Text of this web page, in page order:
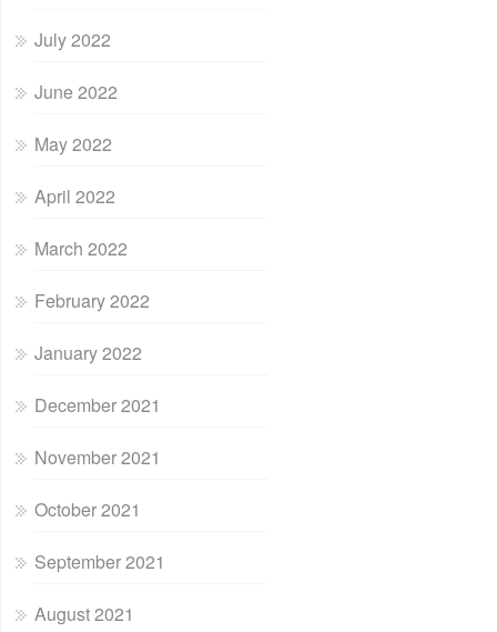
July 2022
June 2022
May 2022
April 2022
March 2022
February 2022
January 2022
December 2021
November 2021
October 2021
September 2021
August 2021